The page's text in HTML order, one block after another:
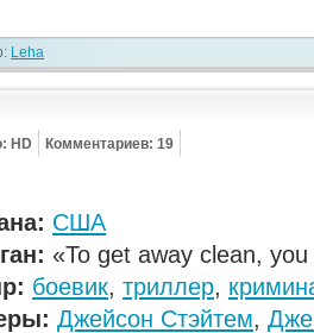
Leha
HD Комментариев: 19
США
«To get away clean,
боевик, триллер,
Джейсон Стэйтем,